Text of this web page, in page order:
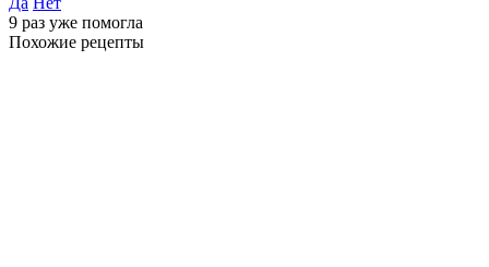
9 раз уже помогла
Похожие рецепты